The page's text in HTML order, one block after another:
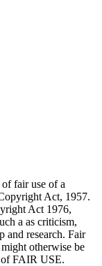
fair use of a
Act, 1957.
Act 1976,
a as criticism,
and research. Fair
otherwise be
FAIR USE.